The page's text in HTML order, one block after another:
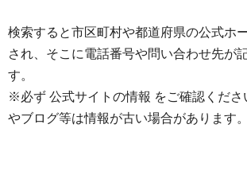
検索すると市区町村や都道府県の公式ホ
され、そこに電話番号や問い合わせ先が
す。
※必ず 公式サイトの情報 をご確認くださ
やブログ等は情報が古い場合があります。